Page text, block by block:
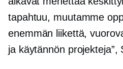
tapahtuu, muutamme
enemmän liikettä,
ja käytännön projekteja”,